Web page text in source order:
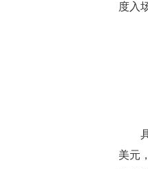
度入
具
美元